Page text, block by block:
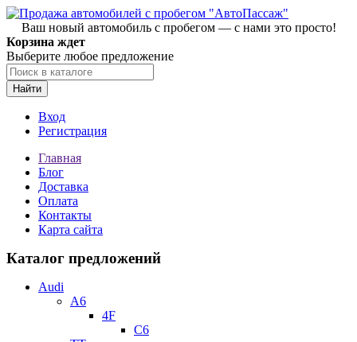
Ваш новый автомобиль с пробегом — с нами это просто!
Корзина ждет
Выберите любое предложение
Найти
Вход
Регистрация
Главная
Блог
Доставка
Оплата
Контакты
Карта сайта
Каталог предложений
Audi
A6
4F
C6